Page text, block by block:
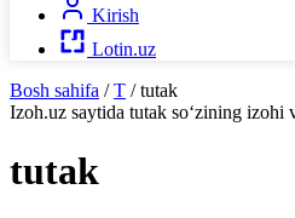
Kirish
Lotin.uz
Bosh sahifa / T / tutak
Izoh.uz saytida tutak so‘zining izohi
tutak